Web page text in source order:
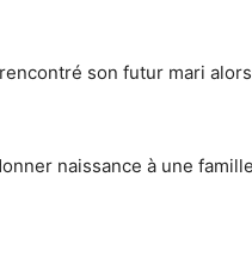
son futur mari alors
naissance à une famille